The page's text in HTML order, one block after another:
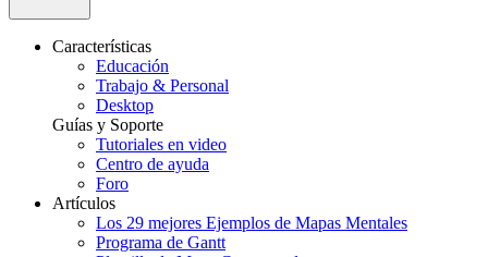
Características
Educación
Trabajo & Personal
Desktop
Guías y Soporte
Tutoriales en video
Centro de ayuda
Foro
Artículos
Los 29 mejores Ejemplos de Mapas Mentales
Programa de Gantt